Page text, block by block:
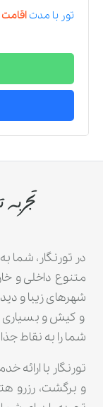
تور با مدت
در تورنگار، شما
متنوع داخلی و
شهرهای زیبا و
و کیش و بسیاری
شما را به نقاط
تورنگار با ارائه
و برگشت، رزرو